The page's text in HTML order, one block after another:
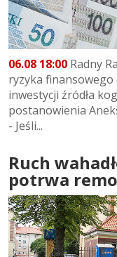
06.08 18:00 Radny
ryzyka
inwestycji źródła
postanowienia
- Jeśli...
Ruch
potrwa